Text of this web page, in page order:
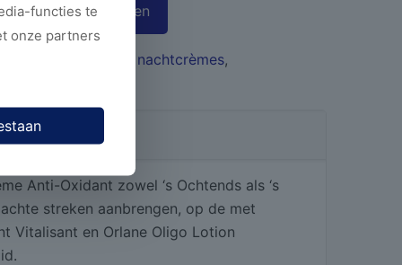
aan winkelwagen
Dag-, en nachtcrèmes,
Anti-Oxidant zowel ‘s Ochtends als ‘s
streken aanbrengen, op de met
Vitalisant en Orlane Oligo Lotion
functies te
onze partners